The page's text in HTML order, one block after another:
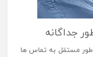
جداگانه
مستقل به تماس ها